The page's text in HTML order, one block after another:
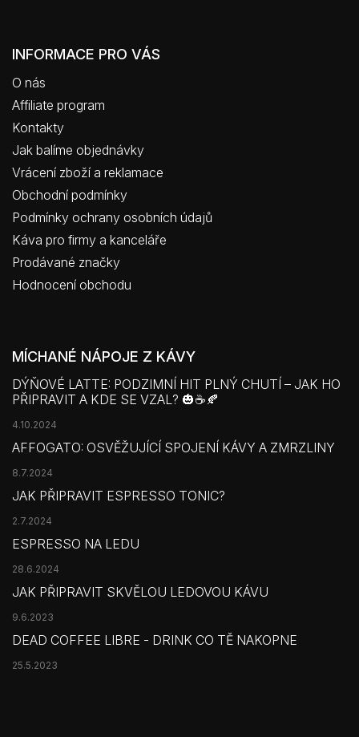
INFORMACE PRO VÁS
O nás
Affiliate program
Kontakty
Jak balíme objednávky
Vrácení zboží a reklamace
Obchodní podmínky
Podmínky ochrany osobních údajů
Káva pro firmy a kanceláře
Prodávané značky
Hodnocení obchodu
MÍCHANÉ NÁPOJE Z KÁVY
DÝŇOVÉ LATTE: PODZIMNÍ HIT PLNÝ CHUTÍ – JAK HO
PŘIPRAVIT A KDE SE VZAL? 🎃☕🍂
4.10.2024
AFFOGATO: OSVĚŽUJÍCÍ SPOJENÍ KÁVY A ZMRZLINY
8.7.2024
JAK PŘIPRAVIT ESPRESSO TONIC?
2.7.2024
ESPRESSO NA LEDU
28.6.2024
JAK PŘIPRAVIT SKVĚLOU LEDOVOU KÁVU
9.6.2023
DEAD COFFEE LIBRE - DRINK CO TĚ NAKOPNE
25.5.2023